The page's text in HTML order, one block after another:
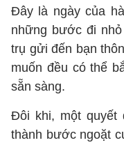
Đây là ngày của
những bước đi
trụ gửi đến bạn
muốn đều có thể
sẵn sàng.
Đôi khi, một quyết
thành bước ngoặt